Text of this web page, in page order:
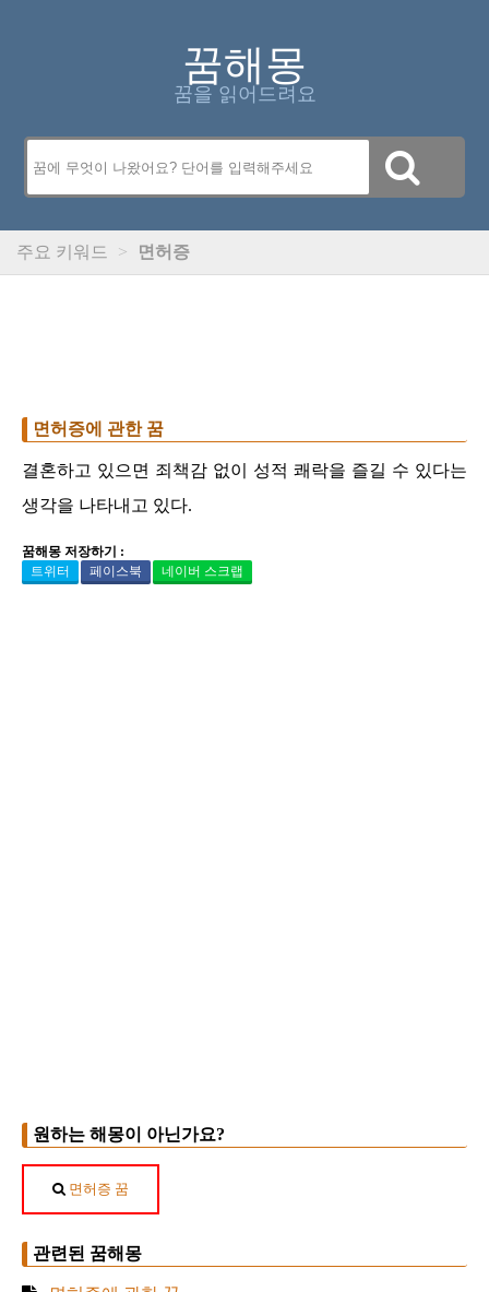
꿈해몽
꿈을 읽어드려요
주요 키워드 > 면허증
면허증에 관한 꿈
결혼하고 있으면 죄책감 없이 성적 쾌락을 즐길 수 있다는
생각을 나타내고 있다.
꿈해몽 저장하기 :
트위터
페이스북 네이버 스크랩
원하는 해몽이 아닌가요?
면허증 꿈
관련된 꿈해몽